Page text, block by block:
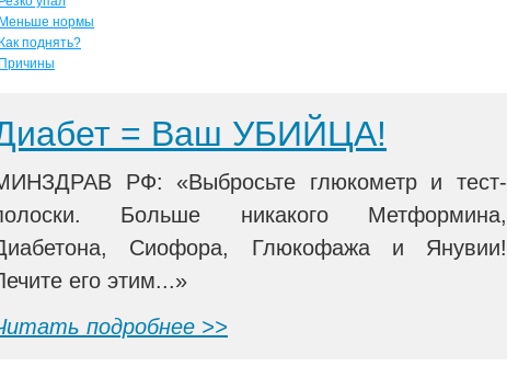
Меньше нормы
Как поднять?
Причины
= Ваш УБИЙЦА!
РФ: «Выбросьте глюкометр и тест-
Больше никакого Метформина,
Сиофора, Глюкофажа и Янувии!
его этим...»
подробнее >>